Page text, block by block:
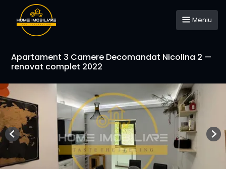
Meniu
Apartament 3 Camere Decomandat Nicolina 2 —
renovat complet 2022
Previous